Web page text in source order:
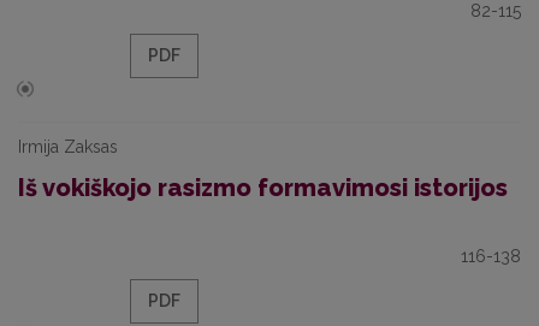
82-115
PDF
Irmija Zaksas
Iš vokiškojo rasizmo formavimosi istorijos
116-138
PDF